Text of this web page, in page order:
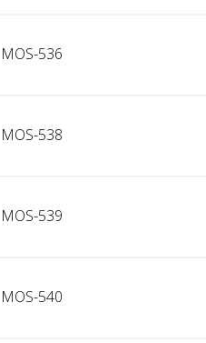
MOS-536
MOS-538
MOS-539
MOS-540